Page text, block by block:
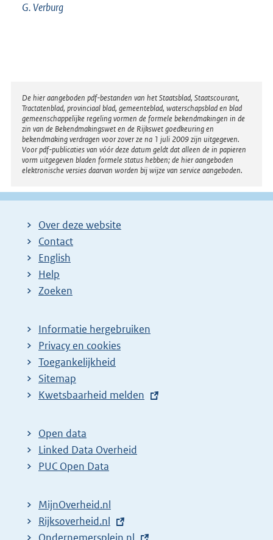
G. Verburg
Disclaimer
De hier aangeboden pdf-bestanden van het Staatsblad, Staatscourant,
Tractatenblad, provinciaal blad, gemeenteblad, waterschapsblad en blad
gemeenschappelijke regeling vormen de formele bekendmakingen in de
zin van de Bekendmakingswet en de Rijkswet goedkeuring en
bekendmaking verdragen voor zover ze na 1 juli 2009 zijn uitgegeven.
Voor pdf-publicaties van vóór deze datum geldt dat alleen de in papieren
vorm uitgegeven bladen formele status hebben; de hier aangeboden
elektronische versies daarvan worden bij wijze van service aangeboden.
Over deze website
Contact
English
Help
Zoeken
Informatie hergebruiken
Privacy en cookies
Toegankelijkheid
Sitemap
E
t
e
r
l
i
Kwetsbaarheid melden
Open data
Linked Data Overheid
PUC Open Data
MijnOverheid.nl
E
Rijksoverheid.nl